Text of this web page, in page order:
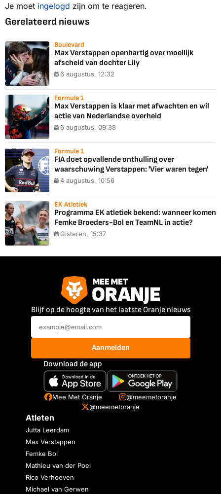
Je moet ingelogd zijn om te reageren.
Gerelateerd nieuws
Boulevard
Max Verstappen openhartig over moeilijk
afscheid van dochter Lily
6 augustus, 12:32
Formule 1
Max Verstappen is klaar met afwachten en wil
actie van Nederlandse overheid
6 augustus, 09:38
Formule 1
FIA doet opvallende onthulling over
waarschuwing Verstappen: 'Vier waren tegen'
4 augustus, 10:56
EK Atletiek
Programma EK atletiek bekend: wanneer komen
Femke Broeders-Bol en TeamNL in actie?
Gisteren, 15:37
Blijf op de hoogte van het laatste Oranje nieuws
Aanmelden
Download de app
Mee Met Oranje
@meemetoranje
@meemetoranje
Atleten
Jutta Leerdam
Max Verstappen
Femke Bol
Mathieu van der Poel
Rico Verhoeven
Michael van Gerwen